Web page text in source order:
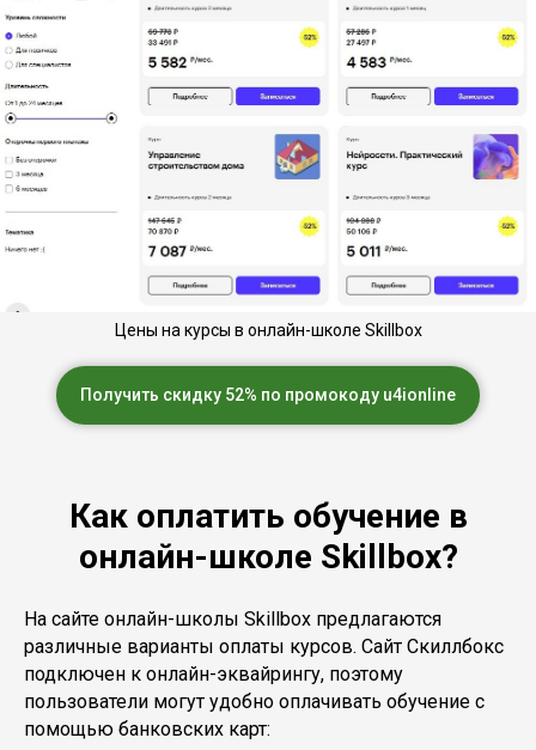
Цены на курсы в онлайн-школе Skillbox
Получить скидку 52% по промокоду u4ionline
Как оплатить обучение в
онлайн-школе Skillbox?
На сайте онлайн-школы Skillbox предлагаются
различные варианты оплаты курсов. Сайт Скиллбокс
подключен к онлайн-эквайрингу, поэтому
пользователи могут удобно оплачивать обучение с
помощью банковских карт: